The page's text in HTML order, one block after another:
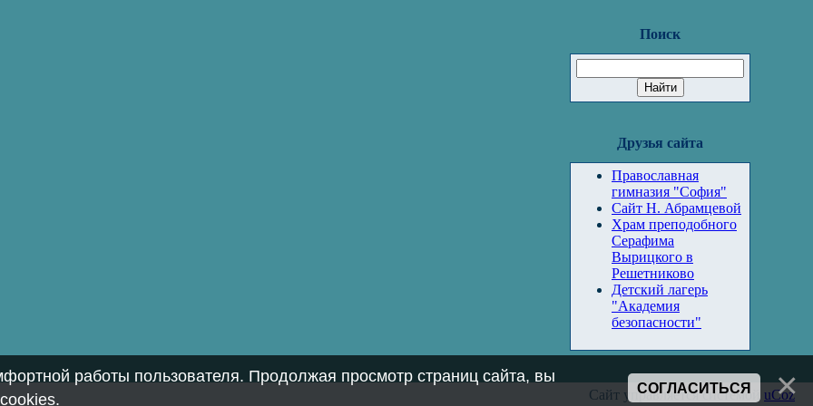
Поиск
Друзья сайта
Православная
гимназия "София"
Сайт Н. Абрамцевой
Храм преподобного
Серафима
Вырицкого в
Решетниково
Детский лагерь
"Академия
безопасности"
Сайт управляется системой uCoz
работы пользователя. Продолжая просмотр страниц сайта, вы
.
СОГЛАСИТЬСЯ